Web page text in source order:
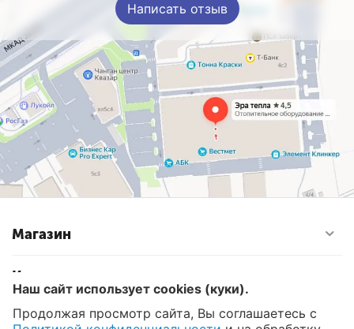
Написать отзыв
Магазин
Контакты
Наш сайт использует cookies (куки).
Продолжая просмотр сайта, Вы соглашаетесь с